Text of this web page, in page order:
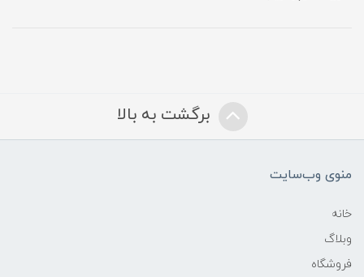
برگشت به بالا
منوی وب‌سایت
خانه
وبلاگ
فروشگاه